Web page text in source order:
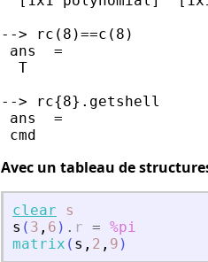
--> rc(8)==c(8)
ans  =
  T
--> rc{8}.getshell
ans  =
Avec un tableau de
clear
s
s ( 3 , 6 ) . r = %pi
matrix ( s , 2 , 9 )